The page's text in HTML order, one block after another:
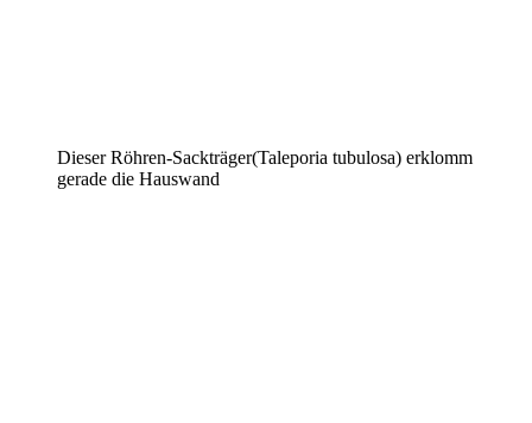
Dieser Röhren-Sackträger(Taleporia tubulosa) erklomm
gerade die Hauswand